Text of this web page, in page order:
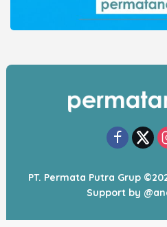
PT. Permata Putra Grup
Support by